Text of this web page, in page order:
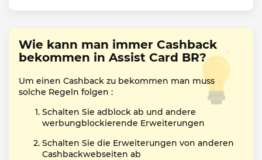
Wie kann man immer Cashback
bekommen in Assist Card BR?
Um einen Cashback zu bekommen man muss
solche Regeln folgen :
Schalten Sie adblock ab und andere
werbungblockierende Erweiterungen
Schalten Sie die Erweiterungen von anderen
Cashbackwebseiten ab